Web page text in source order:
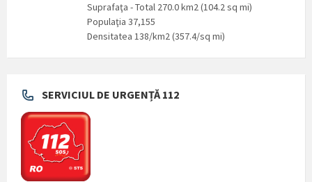
Suprafaţa - Total 270.0 km2 (104.2 sq mi)
Populaţia 37,155
Densitatea 138/km2 (357.4/sq mi)
SERVICIUL DE URGENȚĂ 112